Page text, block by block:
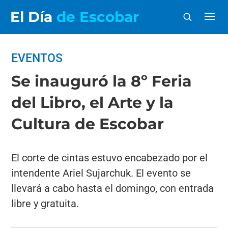
El Día de Escobar
EVENTOS
Se inauguró la 8º Feria
del Libro, el Arte y la
Cultura de Escobar
El corte de cintas estuvo encabezado por el
intendente Ariel Sujarchuk. El evento se
llevará a cabo hasta el domingo, con entrada
libre y gratuita.